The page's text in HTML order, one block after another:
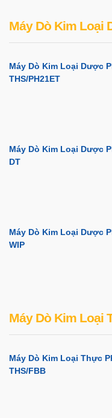
Máy Dò Kim Loại
Máy Dò Kim Loại Dược
THS/PH21ET
Máy Dò Kim Loại Dược
DT
Máy Dò Kim Loại Dược
WIP
Máy Dò Kim Loại
Máy Dò Kim Loại Thực
THS/FBB